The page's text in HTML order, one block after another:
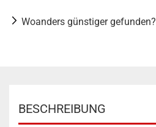
Woanders günstiger gefunden?
BESCHREIBUNG